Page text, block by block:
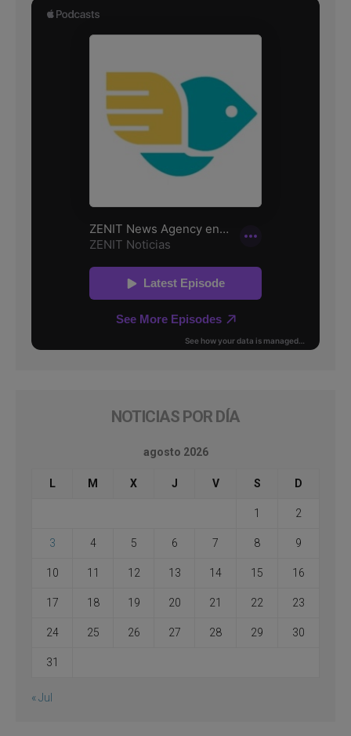
NOTICIAS POR DÍA
agosto 2026
L M X J V S D
1 2
3 4 5 6 7 8 9
10 11 12 13 14 15 16
17 18 19 20 21 22 23
24 25 26 27 28 29 30
31
« Jul